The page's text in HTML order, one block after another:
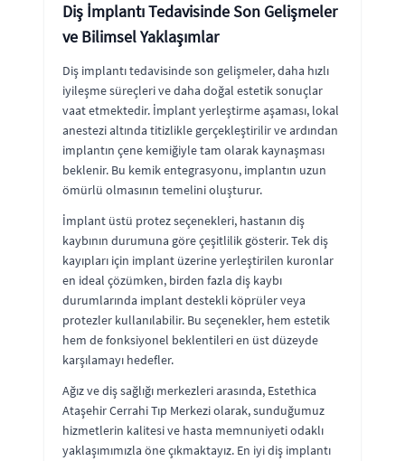
Diş İmplantı Tedavisinde Son Gelişmeler
ve Bilimsel Yaklaşımlar
Diş implantı tedavisinde son gelişmeler, daha hızlı
iyileşme süreçleri ve daha doğal estetik sonuçlar
vaat etmektedir. İmplant yerleştirme aşaması, lokal
anestezi altında titizlikle gerçekleştirilir ve ardından
implantın çene kemiğiyle tam olarak kaynaşması
beklenir. Bu kemik entegrasyonu, implantın uzun
ömürlü olmasının temelini oluşturur.
İmplant üstü protez seçenekleri, hastanın diş
kaybının durumuna göre çeşitlilik gösterir. Tek diş
kayıpları için implant üzerine yerleştirilen kuronlar
en ideal çözümken, birden fazla diş kaybı
durumlarında implant destekli köprüler veya
protezler kullanılabilir. Bu seçenekler, hem estetik
hem de fonksiyonel beklentileri en üst düzeyde
karşılamayı hedefler.
Ağız ve diş sağlığı merkezleri arasında, Estethica
Ataşehir Cerrahi Tıp Merkezi olarak, sunduğumuz
hizmetlerin kalitesi ve hasta memnuniyeti odaklı
yaklaşımımızla öne çıkmaktayız. En iyi diş implantı